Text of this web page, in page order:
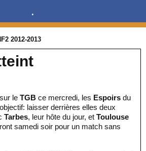
.
2012-2013
le TGB ce mercredi, les Espoirs du
laisser derrières elles deux
Tarbes, leur hôte du jour, et Toulouse
samedi soir pour un match sans